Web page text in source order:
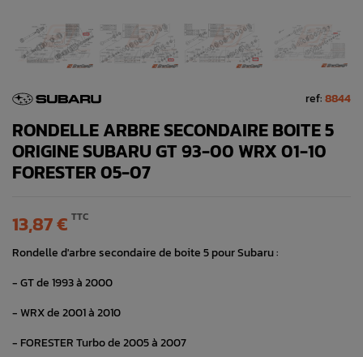
ref:8844
RONDELLE ARBRE SECONDAIRE BOITE 5
ORIGINE SUBARU GT 93-00 WRX 01-10
FORESTER 05-07
13,87 € TTC
Rondelle d'arbre secondaire de boite 5 pour Subaru :
- GT de 1993 à 2000
- WRX de 2001 à 2010
- FORESTER Turbo de 2005 à 2007